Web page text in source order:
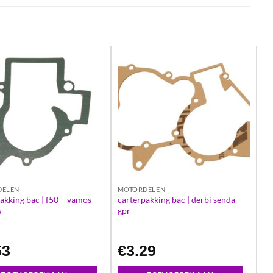
bac | f50 – vamos –
MOTORDELEN
carterpakking bac | derbi senda –
gpr
€3.29